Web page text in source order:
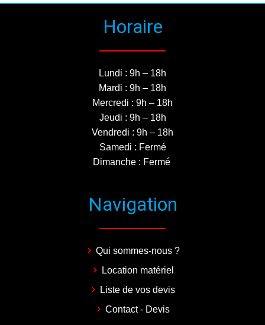
Horaire
Lundi : 9h – 18h
Mardi : 9h – 18h
Mercredi : 9h – 18h
Jeudi : 9h – 18h
Vendredi : 9h – 18h
Samedi : Fermé
Dimanche : Fermé
Navigation
Qui sommes-nous ?
Location matériel
Liste de vos devis
Contact - Devis